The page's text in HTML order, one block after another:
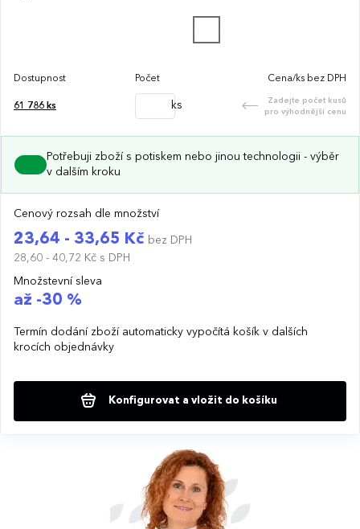
Dostupnost Počet Cena/ks bez DPH
61 786 ks ks
Zadejte počet kusů
pro výhodnější cenu
Potřebuji zboží s potiskem nebo jinou technologii - výběr
v dalším kroku
Cenový rozsah dle množství
23,64 - 33,65 Kč bez DPH
28,60 - 40,72 Kč s DPH
Množstevní sleva
až -30 %
Termín dodání zboží automaticky vypočítá košík v dalších
krocích objednávky
Konfigurovat a vložit do košíku